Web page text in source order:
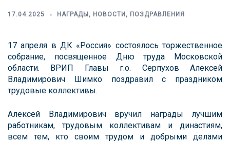
17.04.2025 НАГРАДЫ , НОВОСТИ , ПОЗДРАВЛЕНИЯ
17 апреля в ДК «Россия» состоялось торжественное
собрание, посвященное Дню труда Московской
области. ВРИП Главы г.о. Серпухов Алексей
Владимирович Шимко поздравил с праздником
трудовые коллективы.
Алексей Владимирович вручил награды лучшим
работникам, трудовым коллективам и династиям,
всем тем, кто своим трудом и добрыми делами